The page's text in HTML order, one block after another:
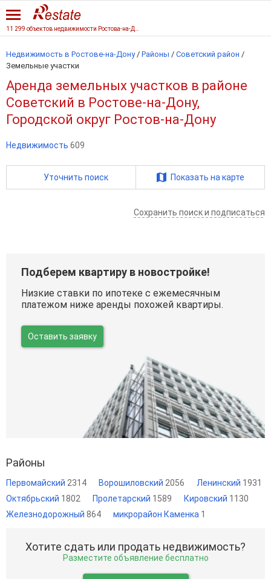
Недвижимость в Ростове-на-Дону / Районы / Советский район /
Земельные участки
Аренда земельных участков в районе
Советский в Ростове-на-Дону,
Городской округ Ростов-на-Дону
Недвижимость 609
Уточнить поиск Показать на карте
Сохранить поиск и подписаться
Подберем квартиру в новостройке!
Низкие ставки по ипотеке с ежемесячным
платежом ниже аренды похожей квартиры.
Оставить заявку
Районы
Первомайский 2314 Ворошиловский 2056 Ленинский 1931
Октябрьский 1802 Пролетарский 1589 Кировский 1130
Железнодорожный 864 микрорайон Каменка 1
Хотите сдать или продать недвижимость?
Разместите объявление бесплатно